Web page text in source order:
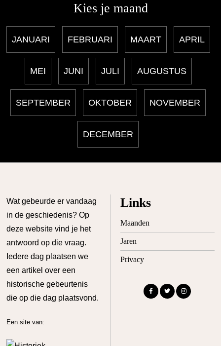
Kies je maand
JANUARI FEBRUARI MAART APRIL
MEI JUNI JULI AUGUSTUS
SEPTEMBER OKTOBER NOVEMBER
DECEMBER
Wat gebeurde er vandaag
in de geschiedenis? Op
deze website vind je het
antwoord op die vraag.
Iedere dag plaatsen we
een artikel over een
historische gebeurtenis
die op die dag plaatsvond.
Een site van:
Links
Maanden
Jaren
Privacy